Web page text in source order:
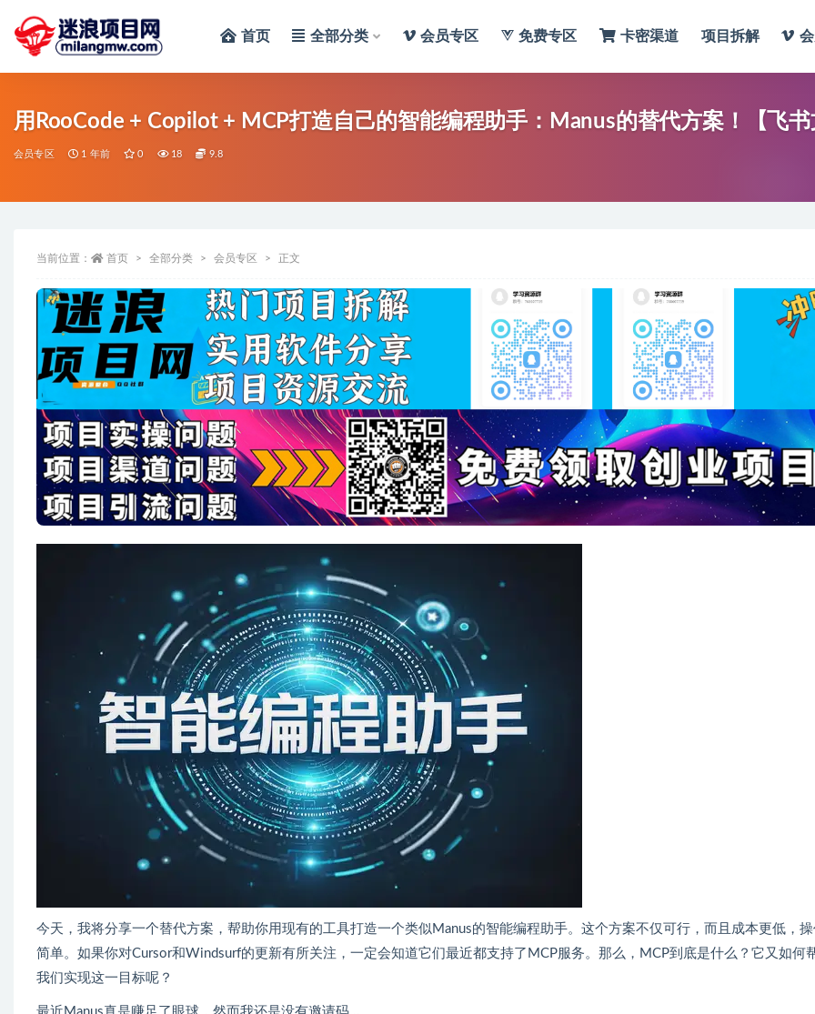
首页 全部分类 会员专区 免费专区 卡密渠道 项目拆解
用RooCode + Copilot + MCP打造自己的智能编程助手：Manus的替代方案！【飞
会员专区 1 年前 0 18 9.8
当前位置： 首页 全部分类 会员专区 正文
今天，我将分享一个替代方案，帮助你用现有的工具打造一个类似Manus的智能编程助手。这个方案不仅可行，而且成本更低，
简单。如果你对Cursor和Windsurf的更新有所关注，一定会知道它们最近都支持了MCP服务。那么，MCP到底是什么？它又如何
我们实现这一目标呢？